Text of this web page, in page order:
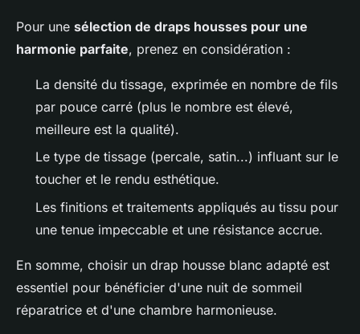
Pour une sélection de draps housses pour une
harmonie parfaite, prenez en considération :
La densité du tissage, exprimée en nombre de fils
par pouce carré (plus le nombre est élevé,
meilleure est la qualité).
Le type de tissage (percale, satin...) influant sur le
toucher et le rendu esthétique.
Les finitions et traitements appliqués au tissu pour
une tenue impeccable et une résistance accrue.
En somme, choisir un drap housse blanc adapté est
essentiel pour bénéficier d'une nuit de sommeil
réparatrice et d'une chambre harmonieuse.